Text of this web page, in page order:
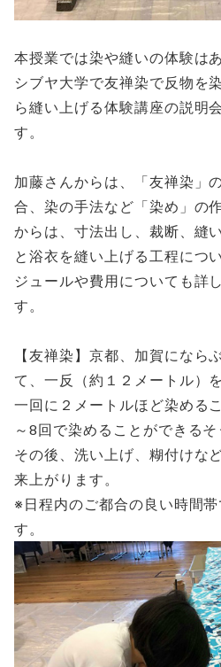
本授業では染や縫いの体験は
シブヤ大学で友禅染で反物を
ら縫い上げる体験講座の説明
す。
加藤さんからは、「友禅染」
合、染の手法など「染め」の
からは、寸法出し、裁断、縫
と浴衣を縫い上げる工程につ
ジュールや費用についても詳
す。
【友禅染】京都、加賀になら
て、一反（約１２メートル）
一回に２メートルほど染める
～8回で染めることができるそ
その後、洗い上げ、糊付けな
来上がります。
※日程内のご都合の良い時間
す。